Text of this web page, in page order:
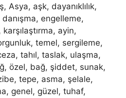
Asya, aşk, dayanıklılık,
engelleme,
ayin,
temel, sergileme,
tahıl, taslak, ulaşma,
özel, bağ, şiddet, sunak,
tepe, asma, şelale,
genel, güzel, tuhaf,